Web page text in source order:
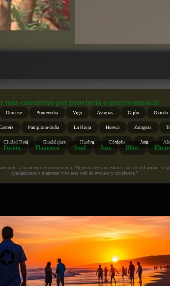
más conciertos por provincia o género musical
Ourense Pontevedra Vigo Asturias Gijón Oviedo
Pamplona-Iruña La Rioja Huesca Zaragoza
Ciudad Real Guadalajara Huelva Córdoba Jaén
Fusión Flamenco Soul Jazz Blues
alojamiento y gastronomía. Algunos de estos enlaces son de afiliación, lo
ayudándonos a mantener viva esta web de eventos y conciertos.”